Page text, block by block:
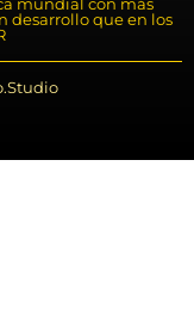
desarrollo que en los